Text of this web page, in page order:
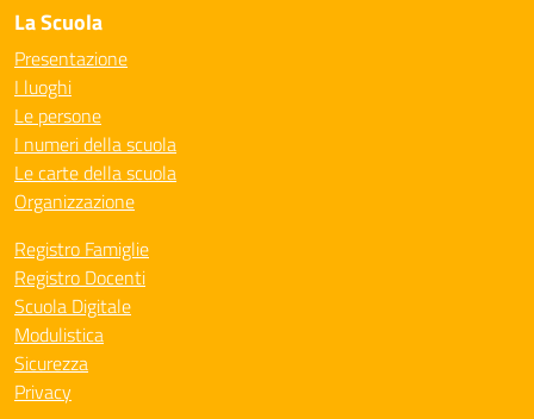
La Scuola
Presentazione
I luoghi
Le persone
I numeri della scuola
Le carte della scuola
Organizzazione
Registro Famiglie
Registro Docenti
Scuola Digitale
Modulistica
Sicurezza
Privacy